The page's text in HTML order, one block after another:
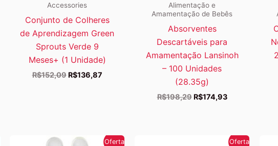
Accessories
Conjunto de Colheres
de Aprendizagem Green
Sprouts Verde 9
Meses+ (1 Unidade)
R$152,09 O
R$136,87O
Alimentação e
Amamentação de Bebês
Absorventes
Descartáveis para
Amamentação Lansinoh
– 100 Unidades
(28.35g)
R$198,29 O
R$174,93O
Oferta! Oferta!